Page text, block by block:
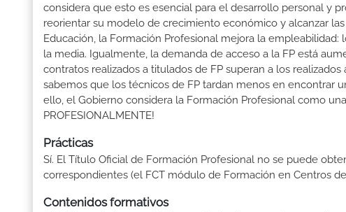
considera que esto es esencial para el desarrollo personal y
reorientar su modelo de crecimiento económico y alcanzar
Educación, la Formación Profesional mejora la
la media. Igualmente, la demanda de acceso a la FP está
contratos realizados a titulados de FP superan a los
sabemos que los técnicos de FP tardan menos en encontrar
ello, el Gobierno considera la Formación Profesional como una
PROFESIONALMENTE!
Prácticas
Sí. El Título Oficial de Formación Profesional no se puede
correspondientes (el FCT módulo de Formación en Centros de
Contenidos formativos